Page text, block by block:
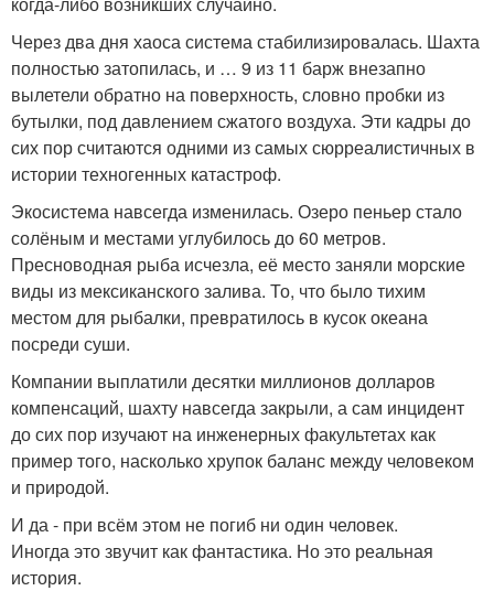
Через два дня хаоса система стабилизировалась. Шахта
полностью затопилась, и … 9 из 11 барж внезапно
вылетели обратно на поверхность, словно пробки из
бутылки, под давлением сжатого воздуха. Эти кадры до
сих пор считаются одними из самых сюрреалистичных в
истории техногенных катастроф.
Экосистема навсегда изменилась. Озеро пеньер стало
солёным и местами углубилось до 60 метров.
Пресноводная рыба исчезла, её место заняли морские
виды из мексиканского залива. То, что было тихим
местом для рыбалки, превратилось в кусок океана
посреди суши.
Компании выплатили десятки миллионов долларов
компенсаций, шахту навсегда закрыли, а сам инцидент
до сих пор изучают на инженерных факультетах как
пример того, насколько хрупок баланс между человеком
и природой.
И да - при всём этом не погиб ни один человек.
Иногда это звучит как фантастика. Но это реальная
история.